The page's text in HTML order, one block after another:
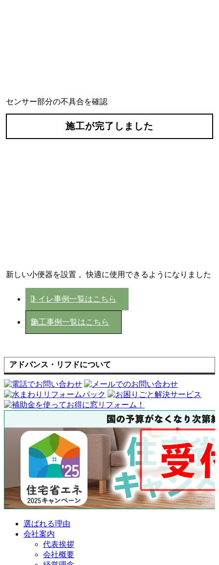
センサー部分の不具合を確認
施工が完了しました
新しい小便器を設置 。快適に使用できるようになりました
トイレ事例一覧はこちら
施工事例一覧はこちら
アドバンス・リフドについて
選ばれる理由
会社案内
代表挨拶
会社概要